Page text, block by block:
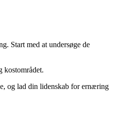
Start med at undersøge de
kostområdet.
og lad din lidenskab for ernæring